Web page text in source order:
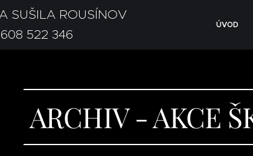
SUŠILA ROUSÍNOV
522 346
ÚVOD
ARCHIV - AKCE